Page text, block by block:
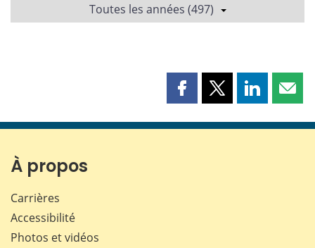
Toutes les années (497)
Partager
page
Partager
page
Partager
page page
À propos
Carrières
Accessibilité
Photos et vidéos